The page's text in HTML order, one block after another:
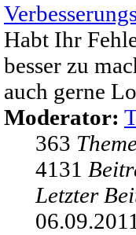
Habt Ihr
besser zu
auch gerne
Moderator:
363
4131
Letzter